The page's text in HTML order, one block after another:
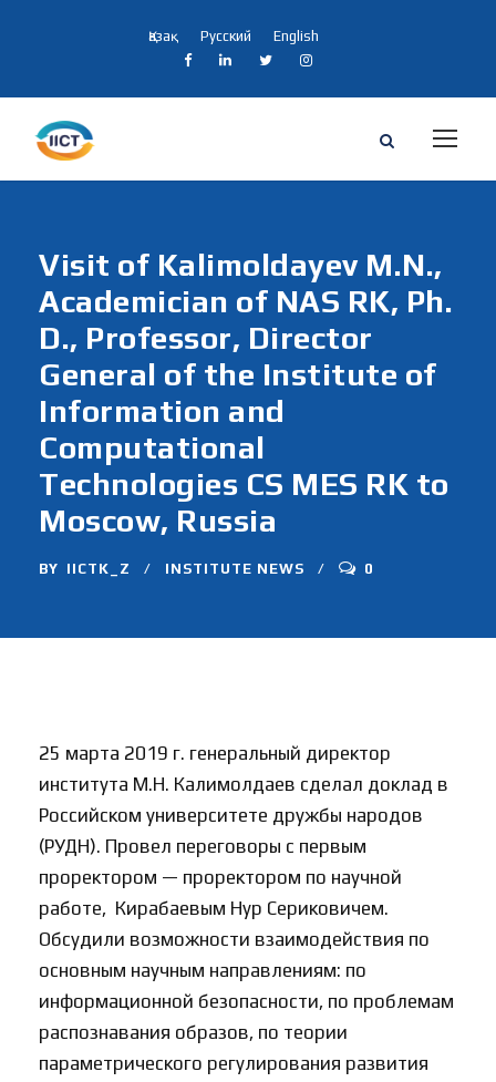
Қазақ Русский English
Visit of Kalimoldayev M.N.,
Academician of NAS RK, Ph.
D., Professor, Director
General of the Institute of
Information and
Computational
Technologies CS MES RK to
Moscow, Russia
BY IICTK_Z INSTITUTE NEWS 0
25 марта 2019 г. генеральный директор
института М.Н. Калимолдаев сделал доклад в
Российском университете дружбы народов
(РУДН). Провел переговоры с первым
проректором — проректором по научной
работе, Кирабаевым Нур Сериковичем.
Обсудили возможности взаимодействия по
основным научным направлениям: по
информационной безопасности, по проблемам
распознавания образов, по теории
параметрического регулирования развития